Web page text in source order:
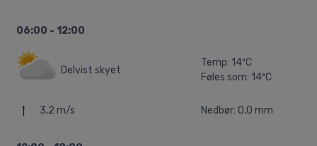
06:00 - 12:00
Delvist skyet
Temp: 14ºC
Føles som: 14ºC
3,2 m/s Nedbør: 0,0 mm